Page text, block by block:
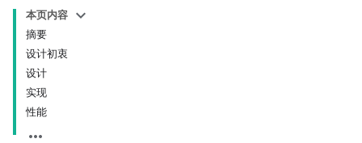
本页内容
摘要
设计初衷
设计
实现
性能